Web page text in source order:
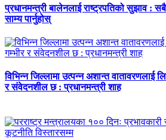
प्रधानमन्त्री बालेनलाई राष्ट्रपतिको सुझाव :
साम्य पार्नुहोस्
विभिन्न जिल्लामा उत्पन्न अशान्त वातावरणलाई
र संवेदनशील छ : प्रधानमन्त्री शाह